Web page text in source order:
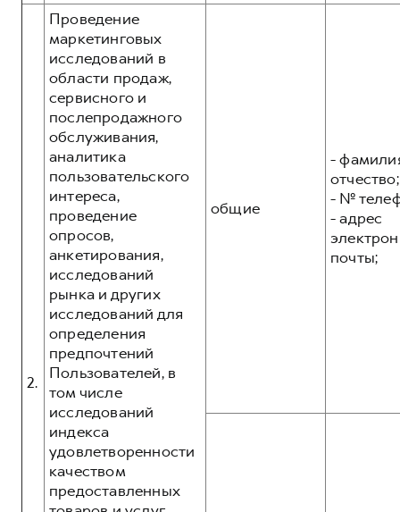
2.
Проведение
маркетинговых
исследований в
области продаж,
сервисного и
послепродажного
обслуживания,
аналитика
пользовательского
интереса,
проведение
опросов,
анкетирования,
исследований
рынка и других
исследований для
определения
предпочтений
Пользователей, в
том числе
исследований
индекса
удовлетворенности
качеством
предоставленных
общие
-
отчество;
- №
- адрес
почты;